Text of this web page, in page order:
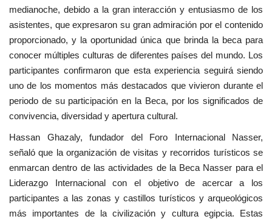
medianoche, debido a la gran interacción y entusiasmo de los
asistentes, que expresaron su gran admiración por el contenido
proporcionado, y la oportunidad única que brinda la beca para
conocer múltiples culturas de diferentes países del mundo. Los
participantes confirmaron que esta experiencia seguirá siendo
uno de los momentos más destacados que vivieron durante el
periodo de su participación en la Beca, por los significados de
convivencia, diversidad y apertura cultural.
Hassan Ghazaly, fundador del Foro Internacional Nasser,
señaló que la organización de visitas y recorridos turísticos se
enmarcan dentro de las actividades de la Beca Nasser para el
Liderazgo Internacional con el objetivo de acercar a los
participantes a las zonas y castillos turísticos y arqueológicos
más importantes de la civilización y cultura egipcia. Estas